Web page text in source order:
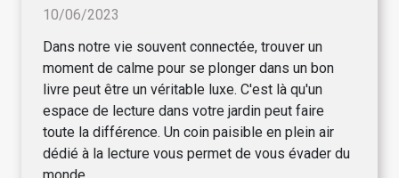
10/06/2023
Dans notre vie souvent connectée, trouver un
moment de calme pour se plonger dans un bon
livre peut être un véritable luxe. C'est là qu'un
espace de lecture dans votre jardin peut faire
toute la différence. Un coin paisible en plein air
dédié à la lecture vous permet de vous évader du